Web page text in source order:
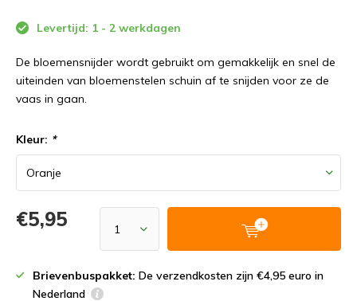
Levertijd: 1 - 2 werkdagen
De bloemensnijder wordt gebruikt om gemakkelijk en snel de
uiteinden van bloemenstelen schuin af te snijden voor ze de
vaas in gaan.
Kleur: *
€5,95
Brievenbuspakket: De verzendkosten zijn €4,95 euro in
Nederland